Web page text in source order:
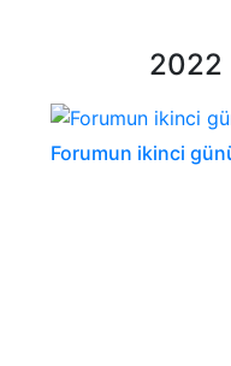
2022
Forumun ikinci